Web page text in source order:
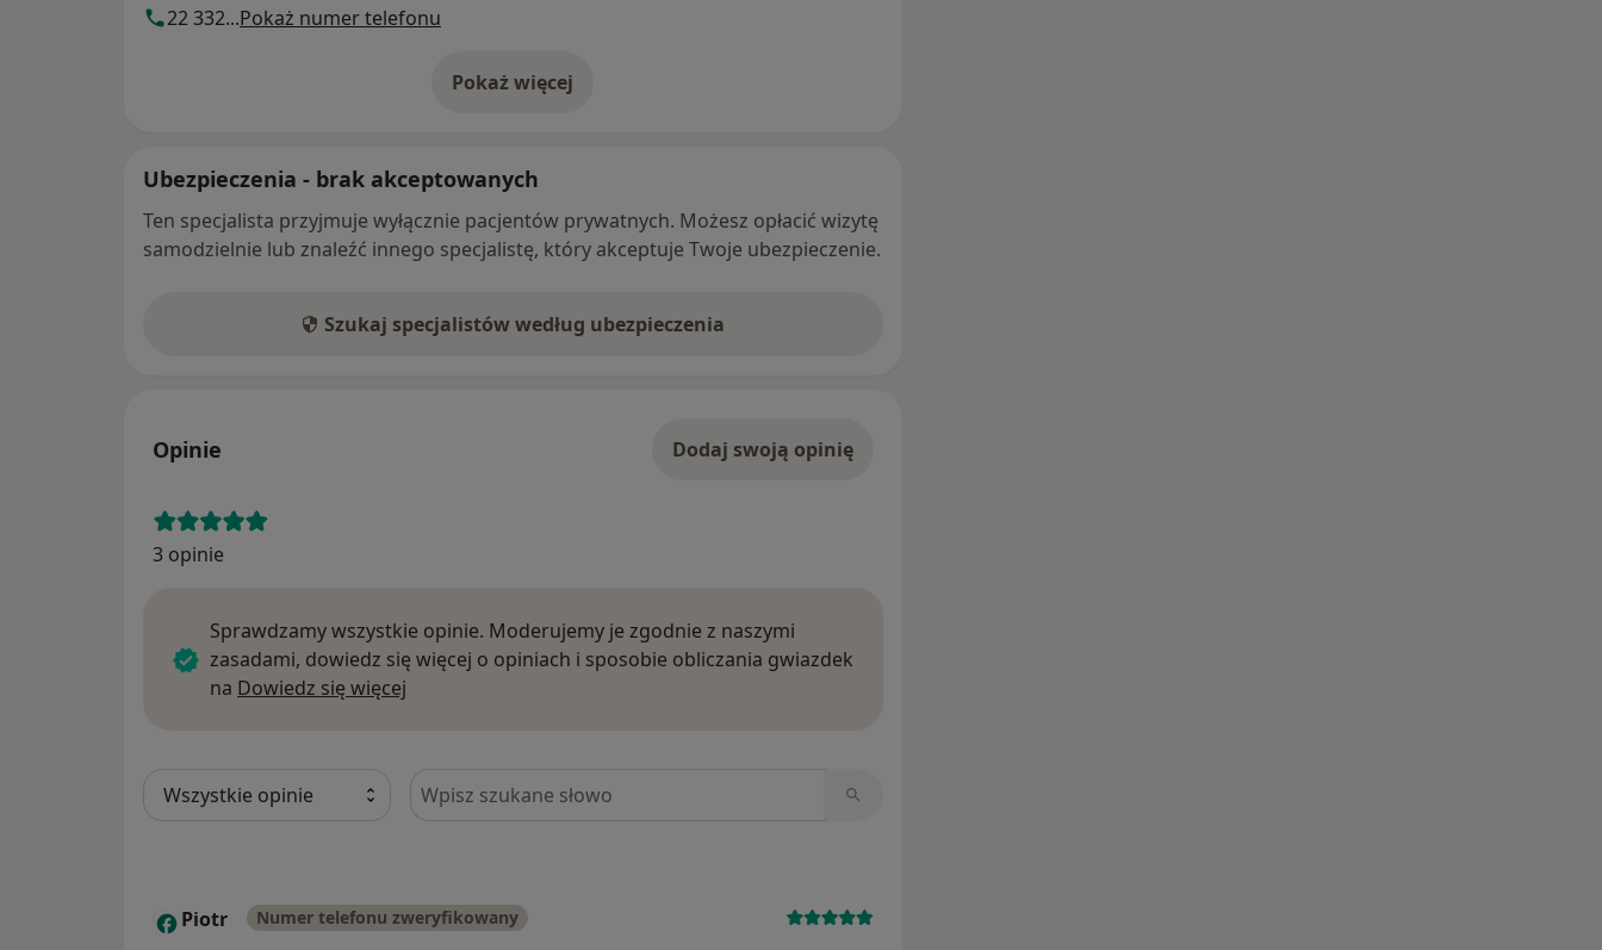
22 332...Pokaż numer telefonu
Pokaż więcej
o adresie
Ubezpieczenia - brak akceptowanych
Ten specjalista przyjmuje wyłącznie pacjentów prywatnych. Możesz opłacić wizytę
samodzielnie lub znaleźć innego specjalistę, który akceptuje Twoje ubezpieczenie.
Szukaj specjalistów według ubezpieczenia
Opinie Dodaj swoją opinię
3 opinie
Sprawdzamy wszystkie opinie. Moderujemy je zgodnie z naszymi
zasadami, dowiedz się więcej o opiniach i sposobie obliczania gwiazdek
na Dowiedz się więcej
Szukaj w opiniach
P Piotr Numer telefonu zweryfikowany